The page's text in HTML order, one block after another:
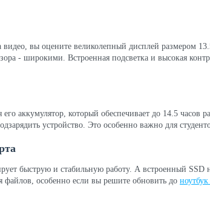
вы оцените великолепный дисплей размером
- широкими. Встроенная подсветка и высокая
аккумулятор, который обеспечивает до 14.5 часов
устройство. Это особенно важно для
быструю и стабильную работу. А встроенный SSD
файлов, особенно если вы решите обновить до ноутбук